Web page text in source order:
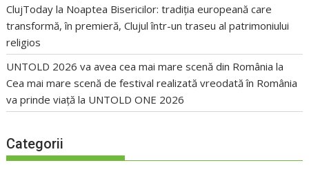
ClujToday la Noaptea Bisericilor: tradiția europeană care
transformă, în premieră, Clujul într-un traseu al patrimoniului
religios
UNTOLD 2026 va avea cea mai mare scenă din România la
Cea mai mare scenă de festival realizată vreodată în România
va prinde viață la UNTOLD ONE 2026
Categorii